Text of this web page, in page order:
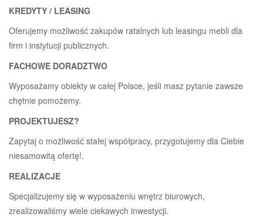
KREDYTY / LEASING
Oferujemy możliwość zakupów ratalnych lub leasingu mebli dla
firm i instytucji publicznych.
FACHOWE DORADZTWO
Wyposażamy obiekty w całej Polsce, jeśli masz pytanie zawsze
chętnie pomożemy.
PROJEKTUJESZ?
Zapytaj o możliwość stałej współpracy, przygotujemy dla Ciebie
niesamowitą ofertę!.
REALIZACJE
Specjalizujemy się w wyposażeniu wnętrz biurowych,
zrealizowaliśmy wiele ciekawych inwestycji.